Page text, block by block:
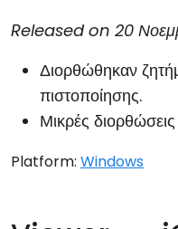
Released on 20
Διορθώθηκαν
πιστοποίησης.
Μικρές διορθώσεις
Platform: Windows